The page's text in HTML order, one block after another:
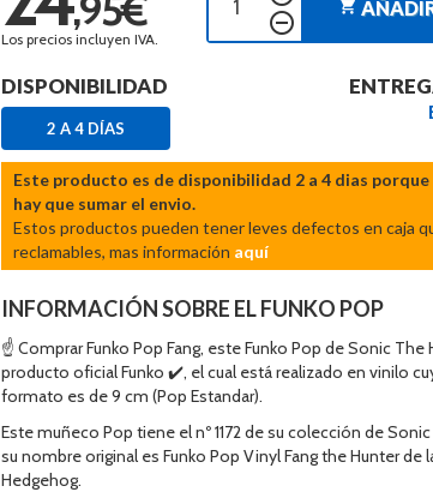
Los precios incluyen IVA.
remove_circle_outline
shopping_cart
DISPONIBILIDAD
2 A 4 DÍAS
Este producto es de disponibilidad 2 a 4 dias
hay que sumar el envio.
Estos productos pueden tener leves defectos en caja
reclamables, mas información aquí
INFORMACIÓN SOBRE EL FUNKO POP
☝ Comprar Funko Pop Fang, este Funko Pop de Sonic The
producto oficial Funko ✔️, el cual está realizado en vinilo
formato es de 9 cm (Pop Estandar).
Este muñeco Pop tiene el nº 1172 de su colección de
su nombre original es Funko Pop Vinyl Fang the Hunter de
Hedgehog.